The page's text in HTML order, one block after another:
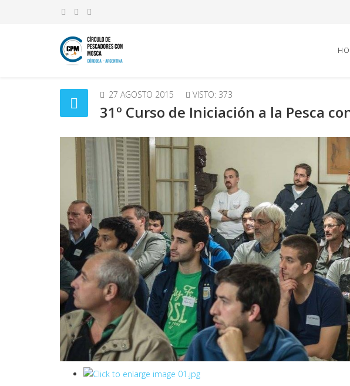
27 AGOSTO 2015 VISTO: 373
31º Curso de Iniciación a la Pesca